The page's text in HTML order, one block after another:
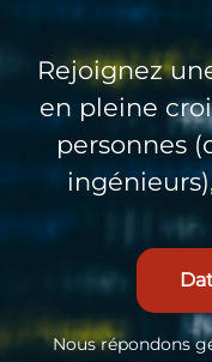
Rejoignez
en pleine
personnes
Nous répondons